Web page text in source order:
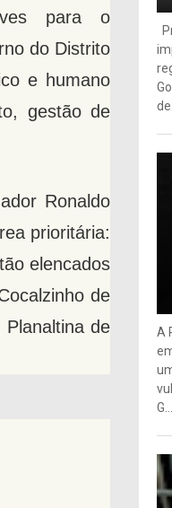
para o
do Distrito
e humano
gestão de
Ronaldo
prioritária:
elencados
de
de
de...
A
G...